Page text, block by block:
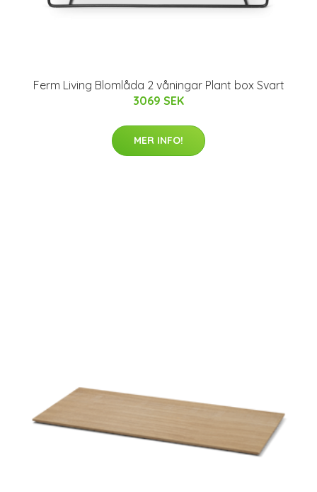
Ferm Living Blomlåda 2 våningar Plant box Svart
3069 SEK
MER INFO!